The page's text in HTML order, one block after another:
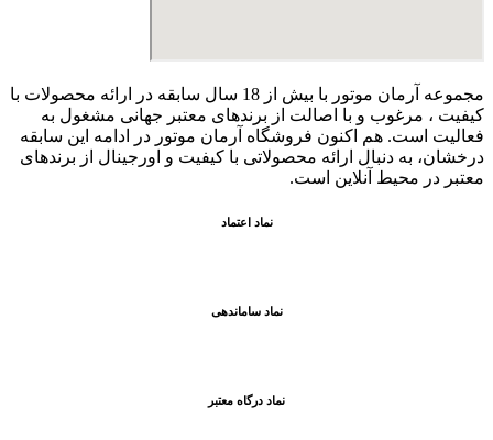
مجموعه آرمان موتور با بیش از 18 سال سابقه در ارائه محصولات با
کيفيت ، مرغوب و با اصالت از برندهای معتبر جهانی مشغول به
فعاليت است. هم اکنون فروشگاه آرمان موتور در ادامه اين سابقه
درخشان، به دنبال ارائه محصولاتی با کيفيت و اورجينال از برندهای
معتبر در محيط آنلاين است.
نماد اعتماد
نماد ساماندهی
نماد درگاه معتبر